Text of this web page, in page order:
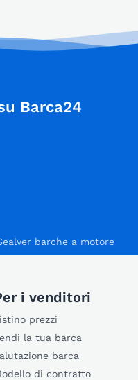
Barca24
barche a motore
i venditori
prezzi
la tua barca
barca
di contratto